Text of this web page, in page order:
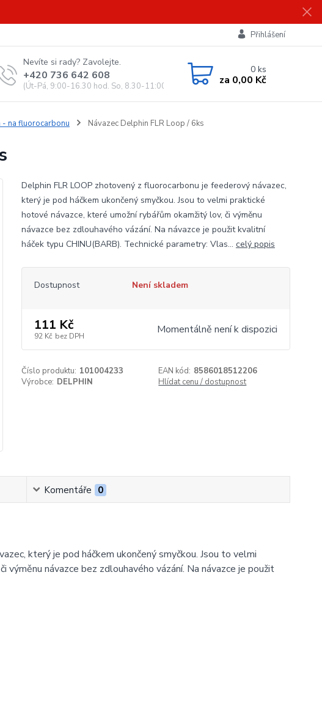
Přihlášení
Nevíte si rady? Zavolejte.
+420 736 642 608
(Út-Pá, 9:00-16.30 hod. So, 8.30-11:00 hod.)
0ks
za 0,00 Kč
- na fluorocarbonu Návazec Delphin FLR Loop / 6ks
Delphin FLR LOOP zhotovený z fluorocarbonu je feederový návazec,
který je pod háčkem ukončený smyčkou. Jsou to velmi praktické
hotové návazce, které umožní rybářům okamžitý lov, či výměnu
návazce bez zdlouhavého vázání. Na návazce je použit kvalitní
háček typu CHINU(BARB). Technické parametry: Vlas... celý popis
Dostupnost Není skladem
111 Kč
92 Kč bez DPH Momentálně není k dispozici
Číslo produktu: 101004233 EAN kód: 8586018512206
Výrobce: DELPHIN Hlídat cenu / dostupnost
Komentáře 0
který je pod háčkem ukončený smyčkou. Jsou to velmi
návazce bez zdlouhavého vázání. Na návazce je použit